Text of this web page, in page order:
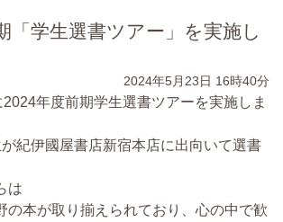
「学生選書ツアー」を実施し
2024年5月23日 16時40分
2024年度前期学生選書ツアーを実施しま
紀伊國屋書店新宿本店に出向いて選書
は
の本が取り揃えられており、心の中で歓